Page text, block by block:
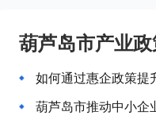
葫芦岛市产业
如何通过惠企政策提
葫芦岛市推动中小企